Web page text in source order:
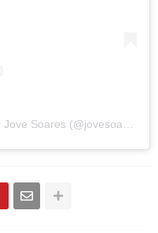
Uma publicação compartilhada por Jove Soares (@jovesoares_)